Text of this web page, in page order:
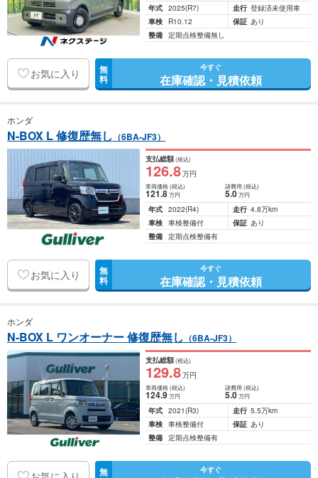
年式 2025(R7) 走行 登録済未使用車
車検
R10.12 保証 あり
整備 定期点検整備無し
お気に入り 無
料
今すぐ
在庫確認・見積依頼
ホンダ
N-BOX L 修復歴無し （6BA-JF3）
支払総額(税込)
126.8万円
車両価格(税込)
121.8万円
諸費用 (税込)
5.0 万円
年式 2022(R4) 走行 4.8万km
車検 車検整備付 保証 あり
整備 定期点検整備有
お気に入り 無
料
今すぐ
在庫確認・見積依頼
ホンダ
N-BOX L ワンオーナー 修復歴無し （6BA-JF3）
支払総額(税込)
129.8万円
車両価格(税込)
124.9万円
諸費用 (税込)
5.0 万円
年式 2021(R3) 走行 5.5万km
車検 車検整備付 保証 あり
整備 定期点検整備有
無 今すぐ